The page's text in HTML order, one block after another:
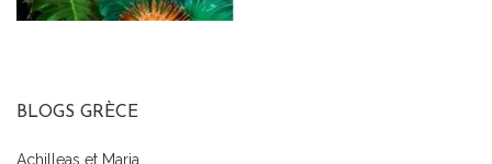
BLOGS GRÈCE
Achilleas et Maria